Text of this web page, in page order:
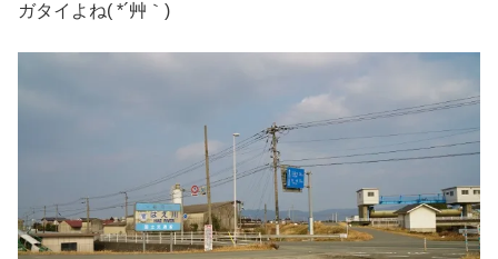
ガタイよね( *´艸｀)